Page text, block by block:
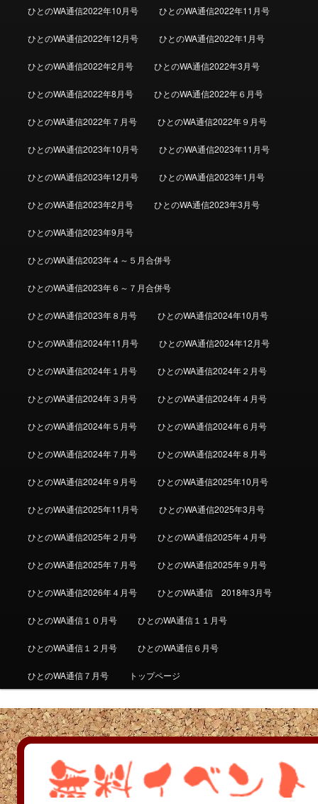
ひとのWA通信2022年10月号 ひとのWA通信2022年11月号
ひとのWA通信2022年12月号 ひとのWA通信2022年1月号
ひとのWA通信2022年2月号 ひとのWA通信2022年3月号
ひとのWA通信2022年8月号 ひとのWA通信2022年６月号
ひとのWA通信2022年７月号 ひとのWA通信2022年９月号
ひとのWA通信2023年10月号 ひとのWA通信2023年11月号
ひとのWA通信2023年12月号 ひとのWA通信2023年1月号
ひとのWA通信2023年2月号 ひとのWA通信2023年3月号
ひとのWA通信2023年9月号
ひとのWA通信2023年４～５月合併号
ひとのWA通信2023年６～７月合併号
ひとのWA通信2023年８月号 ひとのWA通信2024年10月号
ひとのWA通信2024年11月号 ひとのWA通信2024年12月号
ひとのWA通信2024年１月号 ひとのWA通信2024年２月号
ひとのWA通信2024年３月号 ひとのWA通信2024年４月号
ひとのWA通信2024年５月号 ひとのWA通信2024年６月号
ひとのWA通信2024年７月号 ひとのWA通信2024年８月号
ひとのWA通信2024年９月号 ひとのWA通信2025年10月号
ひとのWA通信2025年11月号 ひとのWA通信2025年3月号
ひとのWA通信2025年２月号 ひとのWA通信2025年４月号
ひとのWA通信2025年７月号 ひとのWA通信2025年９月号
ひとのWA通信2026年４月号 ひとのWA通信 2018年3月号
ひとのWA通信１０月号 ひとのWA通信１１月号
ひとのWA通信１２月号 ひとのWA通信６月号
ひとのWA通信７月号 トップページ